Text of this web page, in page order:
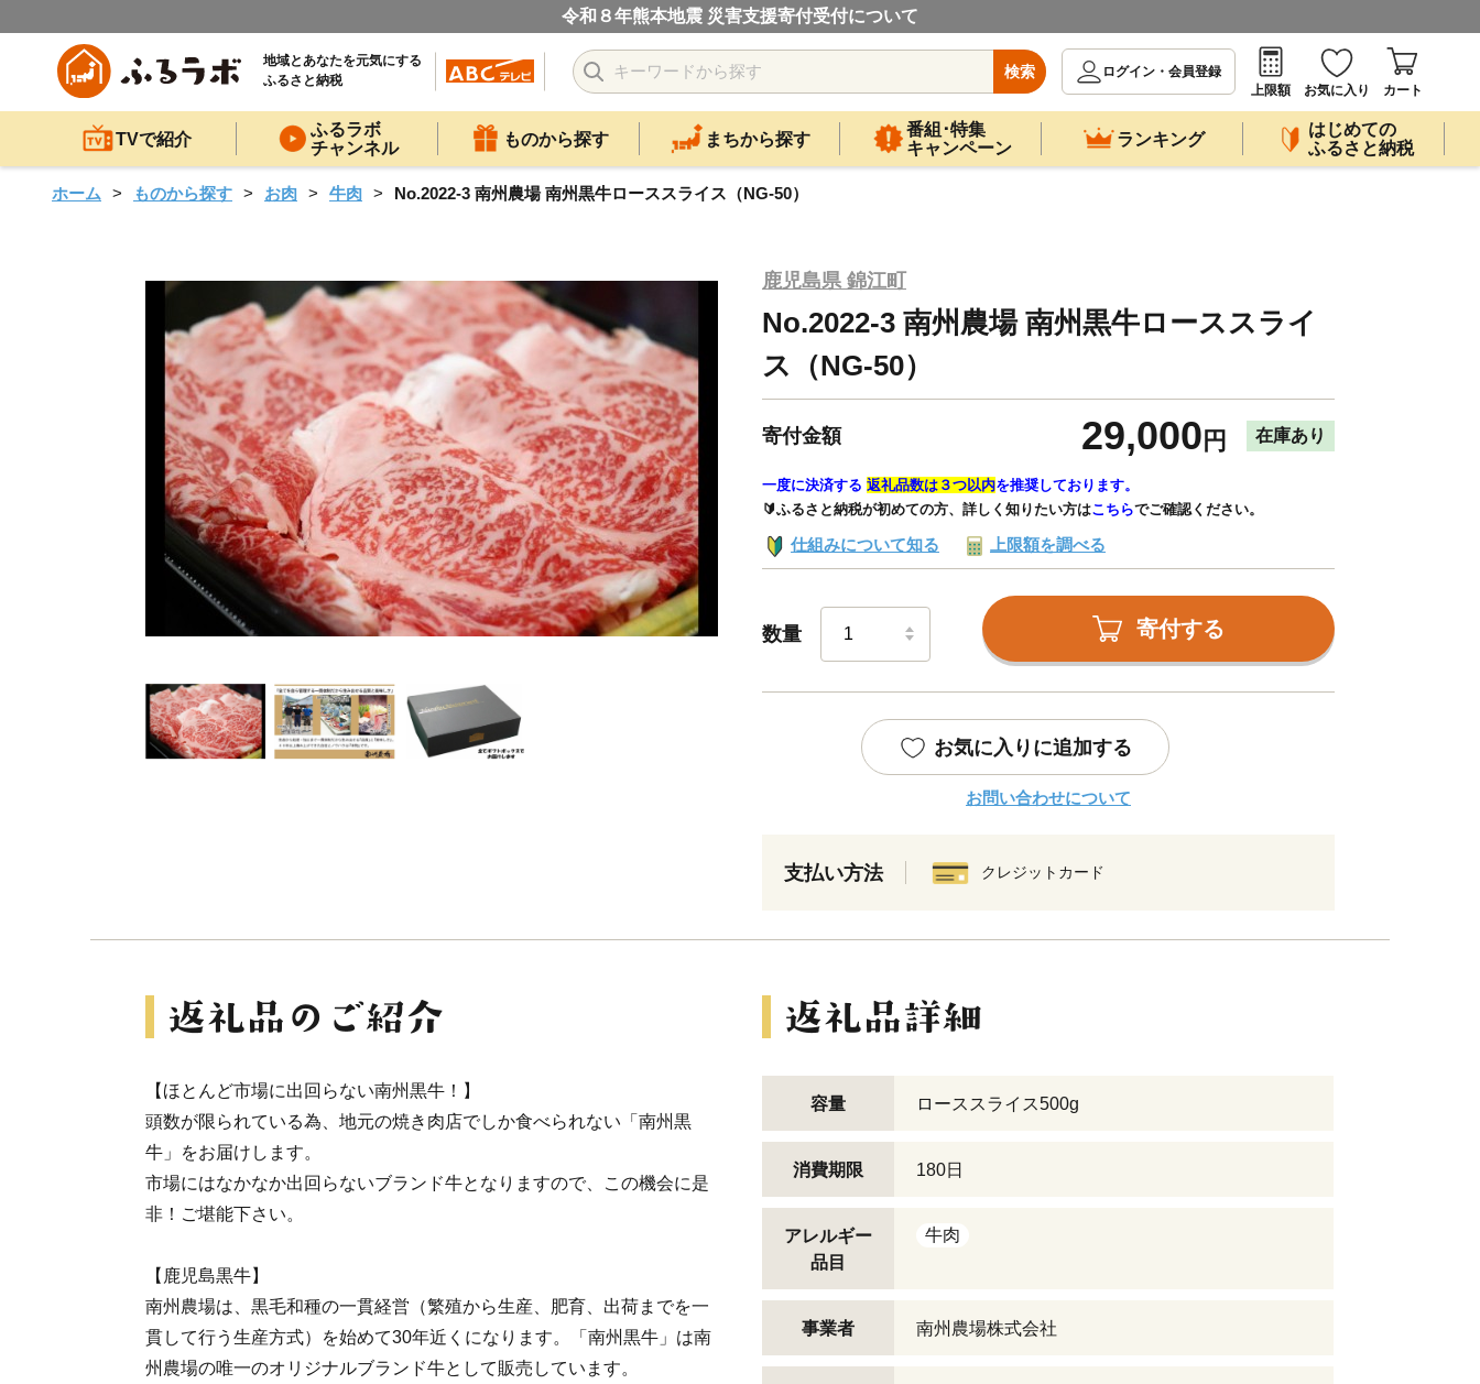
令和８年熊本地震 災害支援寄付受付について
地域とあなたを元気にする
ふるさと納税
検索
ログイン・会員登録
上限額
お気に入り カート
TVで紹介
ふるラボ
チャンネル
ものから探す まちから探す
番組･特集
キャンペーン
ランキング
はじめての
ふるさと納税
ホーム ものから探す お肉 牛肉 No.2022-3 南州農場 南州黒牛ローススライス（NG-50）
鹿児島県 錦江町
No.2022-3 南州農場 南州黒牛ローススライ
ス（NG-50）
寄付金額 29,000 円 在庫あり
一度に決済する 返礼品数は３つ以内を推奨しております。
🔰ふるさと納税が初めての方、詳しく知りたい方はこちらでご確認ください。
仕組みについて知る 上限額を調べる
数量 寄付する
お気に入りに追加する
お問い合わせについて
支払い方法 クレジットカード
【ほとんど市場に出回らない南州黒牛！】
頭数が限られている為、地元の焼き肉店でしか食べられない「南州黒
牛」をお届けします。
市場にはなかなか出回らないブランド牛となりますので、この機会に是
非！ご堪能下さい。
【鹿児島黒牛】
南州農場は、黒毛和種の一貫経営（繁殖から生産、肥育、出荷までを一
貫して行う生産方式）を始めて30年近くになります。「南州黒牛」は南
州農場の唯一のオリジナルブランド牛として販売しています。
容量 ローススライス500g
消費期限 180日
アレルギー
品目
牛肉
事業者 南州農場株式会社